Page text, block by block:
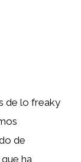
de lo freaky
de
ha